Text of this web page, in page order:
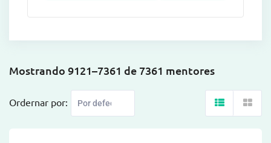
Mostrando 9121–7361 de 7361 mentores
Ordernar por: